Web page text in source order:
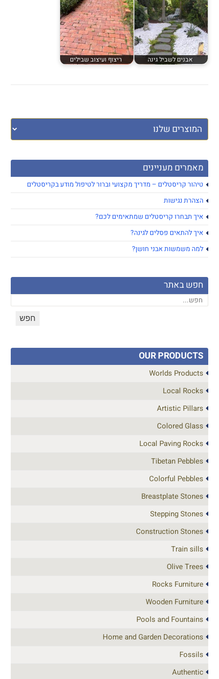
מאמרים מעניינים
טיהור קריסטלים – מדריך מקצועי וברור לטיפול מודע בקריסטלים
הצהרת נגישות
איך תבחרו קריסטלים שמתאימים לכם?
איך להתאים פסלים לגינה?
למה משמשות אבני חושן?
חפש באתר
אבנים לשביל גינה ריצוף ועיצוב שבילים
OUR PRODUCTS
Worlds Products
Local Rocks
Artistic Pillars
Colored Glass
Local Paving Rocks
Tibetan Pebbles
Colorful Pebbles
Breastplate Stones
Stepping Stones
Construction Stones
Train sills
Olive Trees
Rocks Furniture
Wooden Furniture
Pools and Fountains
Home and Garden Decorations
Fossils
Authentic